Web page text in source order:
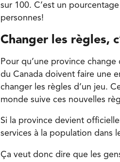
sur 100. C’est un
personnes!
Changer les règles,
Pour qu’une province
du Canada doivent faire une
changer les règles d’un jeu.
monde suive ces nouvelles
Si la province devient
services à la population dans
Ça veut donc dire que les